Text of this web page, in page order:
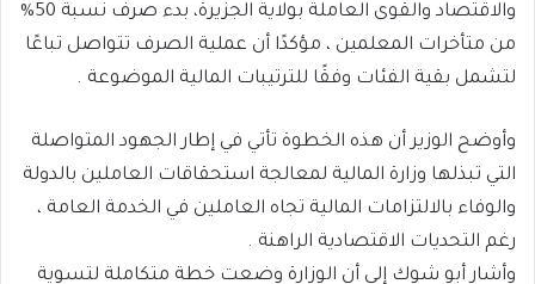
والاقتصاد والقوى العاملة بولاية الجزيرة، بدء صرف نسبة 50%
من متأخرات المعلمين ، مؤكدًا أن عملية الصرف تتواصل تباعًا
لتشمل بقية الفئات وفقًا للترتيبات المالية الموضوعة .
وأوضح الوزير أن هذه الخطوة تأتي في إطار الجهود المتواصلة
التي تبذلها وزارة المالية لمعالجة استحقاقات العاملين بالدولة
والوفاء بالالتزامات المالية تجاه العاملين في الخدمة العامة ،
رغم التحديات الاقتصادية الراهنة .
وأشار أبو شوك إلى أن الوزارة وضعت خطة متكاملة لتسوية